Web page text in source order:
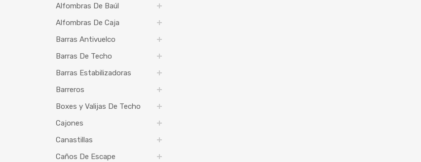
Alfombras De Baúl
Alfombras De Caja
Barras Antivuelco
Barras De Techo
Barras Estabilizadoras
Barreros
Boxes y Valijas De Techo
Cajones
Canastillas
Caños De Escape